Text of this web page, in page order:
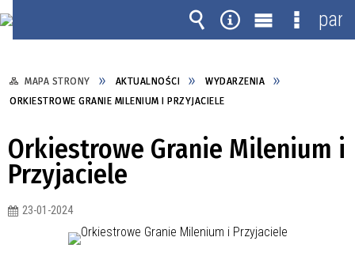
MAPA STRONY AKTUALNOŚCI
WYDARZENIA
ORKIESTROWE GRANIE MILENIUM I PRZYJACIELE
Orkiestrowe Granie Milenium i
Przyjaciele
23-01-2024
Wyszukiwarka
Narzędzia
MenuMenu